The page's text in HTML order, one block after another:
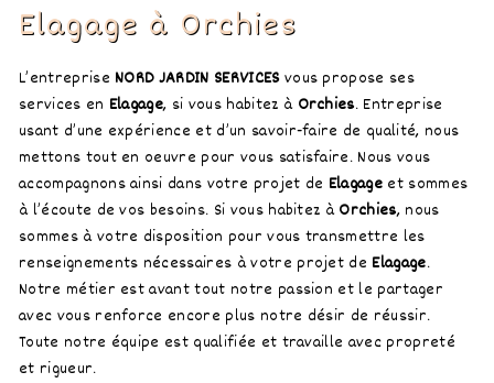
Elagage à Orchies
L’entreprise NORD JARDIN SERVICESvous propose ses
services en Elagage, si vous habitez à Orchies. Entreprise
usant d’une expérience et d’un savoir-faire de qualité, nous
mettons tout en oeuvre pour vous satisfaire. Nous vous
accompagnons ainsi dans votre projet de Elagage et sommes
à l’écoute de vos besoins. Si vous habitez àOrchies, nous
sommes à votre disposition pour vous transmettre les
renseignements nécessaires à votre projet de Elagage.
Notre métier est avant tout notre passion et le partager
avec vous renforce encore plus notre désir de réussir.
Toute notre équipe est qualifiée et travaille avec propreté
et rigueur.